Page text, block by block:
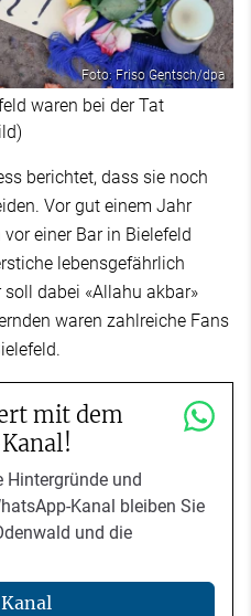
Foto: Friso Gentsch/dpa
waren bei der Tat
berichtet, dass sie noch
Vor gut einem Jahr
einer Bar in Bielefeld
lebensgefährlich
dabei «Allahu akbar»
waren zahlreiche Fans
mit dem
Hintergründe und
Kanal bleiben Sie
und die